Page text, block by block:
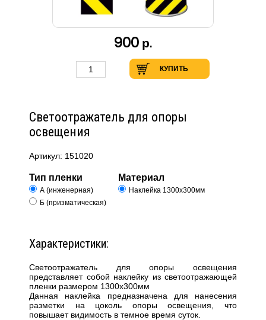
Светоотражатель для опоры
освещения
Артикул: 151020
Тип пленки
А (инженерная)
Б (призматическая)
Материал
Наклейка 1300х300мм
Характеристики:
Светоотражатель для опоры освещения
представляет собой наклейку из светоотражающей
пленки размером 1300х300мм
Данная наклейка предназначена для нанесения
разметки на цоколь опоры освещения, что
повышает видимость в темное время суток.
900 р.
КУПИТЬ